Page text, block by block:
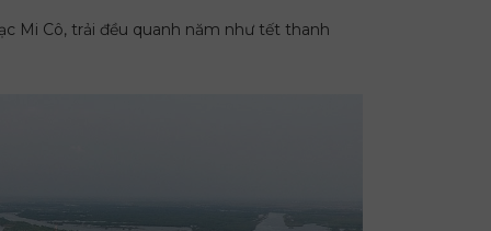
Mi Cô, trải đều quanh năm như tết thanh